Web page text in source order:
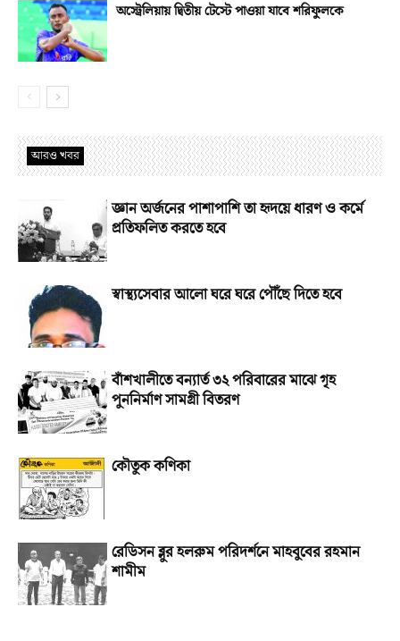
অস্ট্রেলিয়ায় দ্বিতীয় টেস্টে পাওয়া যাবে শরিফুলকে
আরও খবর
জ্ঞান অর্জনের পাশাপাশি তা হৃদয়ে ধারণ ও কর্মে
প্রতিফলিত করতে হবে
স্বাস্থ্যসেবার আলো ঘরে ঘরে পৌঁছে দিতে হবে
বাঁশখালীতে বন্যার্ত ৩২ পরিবারের মাঝে গৃহ
পুননির্মাণ সামগ্রী বিতরণ
কৌতুক কণিকা
রেডিসন ব্লুর হলরুম পরিদর্শনে মাহবুবের রহমান
শামীম